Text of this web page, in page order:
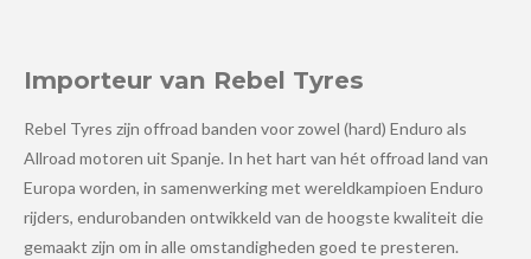
Importeur van Rebel Tyres
Rebel Tyres zijn offroad banden voor zowel (hard) Enduro als
Allroad motoren uit Spanje. In het hart van hét offroad land van
Europa worden, in samenwerking met wereldkampioen Enduro
rijders, endurobanden ontwikkeld van de hoogste kwaliteit die
gemaakt zijn om in alle omstandigheden goed te presteren.